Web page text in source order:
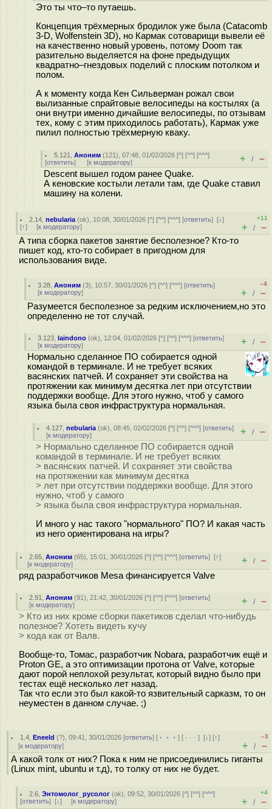
Это ты что–то путаешь.
Концепция трёхмерных бродилок уже была (Catacomb
3-D, Wolfenstein 3D), но Кармак сотоварищи вывели её
на качественно новый уровень, потому Doom так
разительно выделяется на фоне предыдущих
квадратно–гнездовых поделий с плоским потолком и
полом.
А к моменту когда Кен Сильверман рожал свои
вылизанные спрайтовые велосипеды на костылях (а
они внутри именно дичайшие велосипеды, по отзывам
тех, кому с этим приходилось работать), Кармак уже
пилил полностью трёхмерную кваку.
5.121 ,Аноним (121), 07:48, 01/02/2026 [^] [^^] [^^^]
[ответить] [к модератору] + / –
Descent вышел годом ранее Quake.
А кеновские костыли летали там, где Quake ставил
машину на колени.
2.14 ,nebularia (ok), 10:08, 30/01/2026 [^] [^^] [^^^] [ответить][↓]
[↑] [к модератору]
+11
+ / –
А типа сборка пакетов занятие бесполезное? Кто-то
пишет код, кто-то собирает в пригодном для
использования виде.
3.28 ,Аноним (3), 10:57, 30/01/2026 [^] [^^] [^^^] [ответить]
[к модератору]
–4
+ / –
Разумеется бесполезное за редким исключением,но это
определенно не тот случай.
3.123 ,laindono (ok), 12:04, 01/02/2026 [^] [^^] [^^^] [ответить]
[к модератору] + / –
Нормально сделанное ПО собирается одной
командой в терминале. И не требует всяких
васянских патчей. И сохраняет эти свойства на
протяжении как минимум десятка лет при отсутствии
поддержки вообще. Для этого нужно, чтоб у самого
языка была своя инфраструктура нормальная.
4.127 ,nebularia (ok), 08:45, 02/02/2026 [^] [^^] [^^^] [ответить]
[к модератору] + / –
> Нормально сделанное ПО собирается одной
командой в терминале. И не требует всяких
> васянских патчей. И сохраняет эти свойства
на протяжении как минимум десятка
> лет при отсутствии поддержки вообще. Для этого
нужно, чтоб у самого
> языка была своя инфраструктура нормальная.
И много у нас такого "нормального" ПО? И какая часть
из него ориентирована на игры?
2.65 ,Аноним (65), 15:01, 30/01/2026 [^] [^^] [^^^] [ответить][↑]
[к модератору] + / –
ряд разработчиков Mesa финансируется Valve
2.91 ,Аноним (91), 21:42, 30/01/2026 [^] [^^] [^^^] [ответить]
[к модератору] + / –
> Кто из них кроме сборки пакетиков сделал что-нибудь
полезное? Хотеть видеть кучу
> кода как от Валв.
Вообще-то, Томас, разработчик Nobara, разработчик ещё и
Proton GE, а это оптимизации протона от Valve, которые
дают порой неплохой результат, который видно было при
тестах ещё несколько лет назад.
Так что если это был какой-то язвительный сарказм, то он
неуместен в данном случае. ;)
1.4 ,Eneeld (?), 09:41, 30/01/2026 [ответить] [ ﹢﹢﹢] [ · · ·][↓] [↑]
[к модератору]
–3
+ / –
А какой толк от них? Пока к ним не присоединились гиганты
(Linux mint, ubuntu и т.д), то толку от них не будет.
2.6 ,Энтомолог_русолог (ok), 09:52, 30/01/2026 [^] [^^] [^^^]
[ответить] [↓] [к модератору]
+4
+ / –